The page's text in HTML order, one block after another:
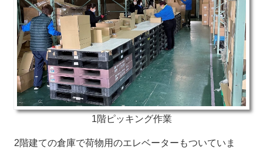
1階ピッキング作業
2階建ての倉庫で荷物用のエレベーターもついていま